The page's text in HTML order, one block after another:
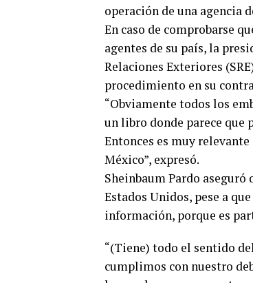
operación de una agencia
En caso de comprobarse
agentes de su país, la
Relaciones Exteriores
procedimiento en su
“Obviamente todos los
un libro donde parece que
Entonces es muy
México”, expresó.
Sheinbaum Pardo
Estados Unidos, pese a
información, porque es
“(Tiene) todo el sentido
cumplimos con nuestro